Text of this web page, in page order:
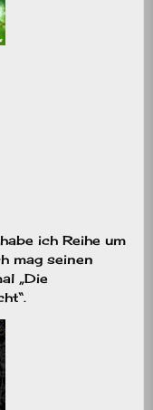
ich Reihe um
mag seinen
„Die